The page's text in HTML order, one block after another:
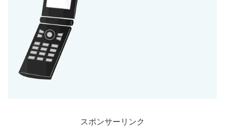
スポンサーリンク